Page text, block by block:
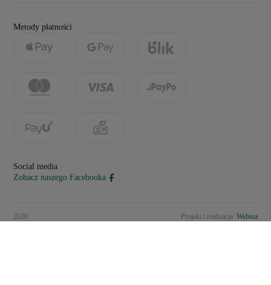
Metody płatności
Social media
Zobacz naszego Facebooka
2026 Projekt i realizacja: Webixa